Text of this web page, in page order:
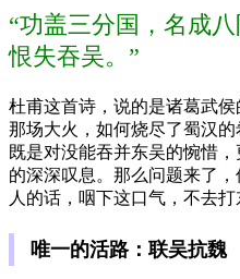
“功盖三分国，名成
恨失吞吴。”
杜甫这首诗，说的是诸葛武
那场大火，如何烧尽了蜀汉的
既是对没能吞并东吴的惋惜
的深深叹息。那么问题来了
人的话，咽下这口气，不去
唯一的活路：联吴抗魏